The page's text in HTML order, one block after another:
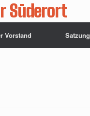
Süderort
Vorstand Satzung